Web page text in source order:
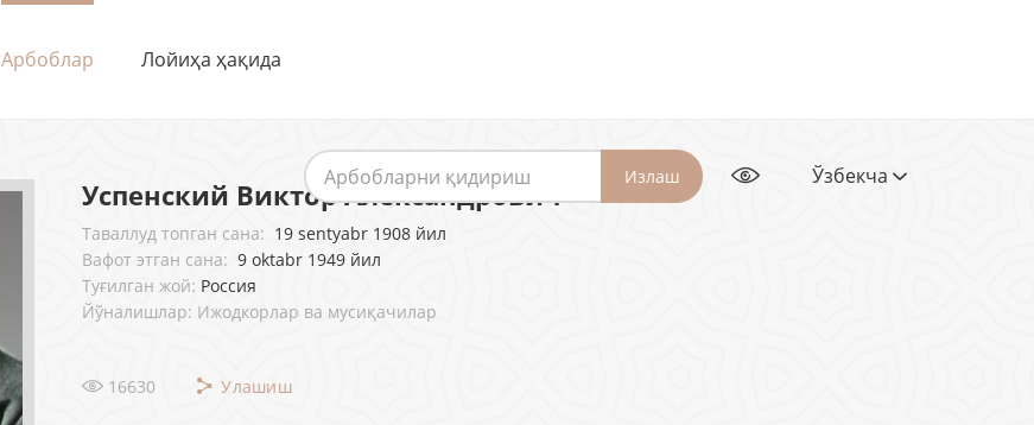
Арбоблар Лойиҳа ҳақида
Излаш Ўзбекча
Успенский Виктор Александрович
Таваллуд топган сана: 19 sentyabr 1908 йил
Вафот этган сана: 9 oktabr 1949 йил
Туғилган жой: Россия
Йўналишлар: Ижодкорлар ва мусиқачилар
16630 Улашиш